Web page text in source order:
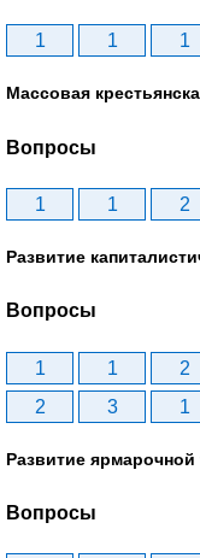
1 1 1
Массовая
Вопросы
1 1 2
Развитие
Вопросы
1 1 2
2
3 1
Развитие ярмарочной
Вопросы